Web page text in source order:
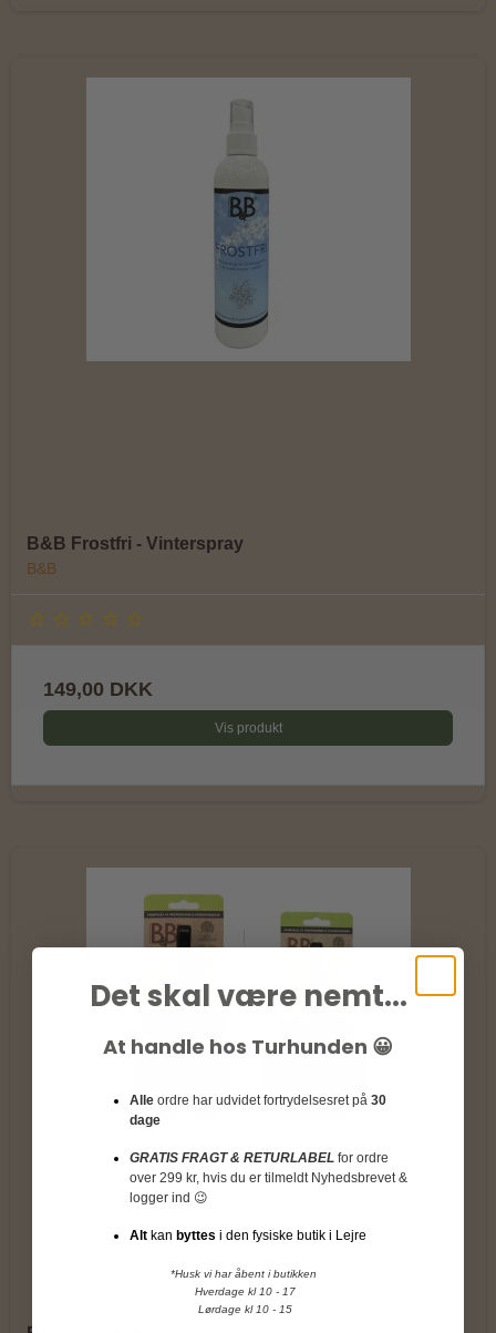
B&B Frostfri - Vinterspray
B&B
149,00 DKK
Vis produkt
Det skal være nemt...
At handle hos Turhunden 😀
Alle ordre har udvidet fortrydelsesret på 30
dage
GRATIS FRAGT & RETURLABEL for ordre
over 299 kr, hvis du er tilmeldt Nyhedsbrevet &
logger ind 😉
Alt kan byttes i den fysiske butik i Lejre
*Husk vi har åbent i butikken
Hverdage kl 10 - 17
Lørdage kl 10 - 15